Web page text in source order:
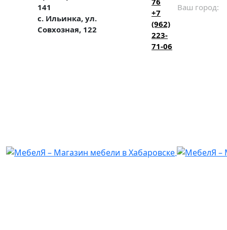
141
с. Ильинка, ул.
Совхозная, 122
+7
(962)
223-
71-06
Ваш город: